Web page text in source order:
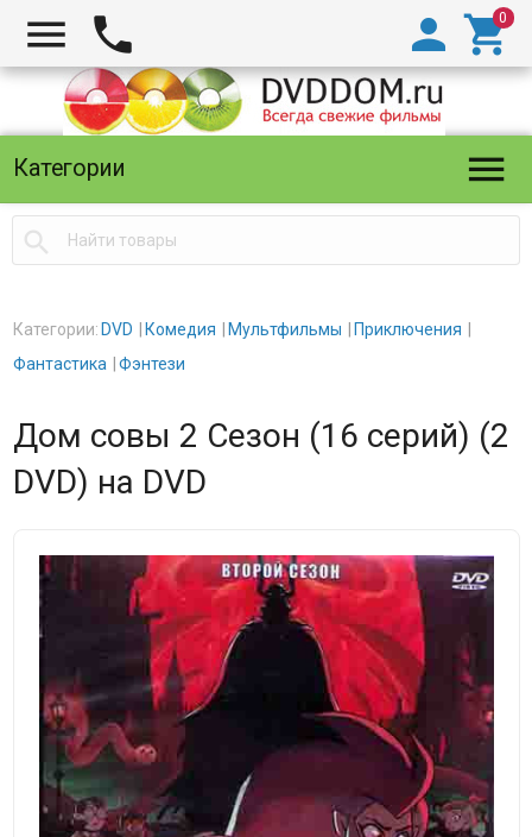
  

Категории 

Категории: DVD Комедия Мультфильмы
Приключения
Фантастика
Фэнтези
Дом совы 2 Сезон (16 серий) (2
DVD) на DVD